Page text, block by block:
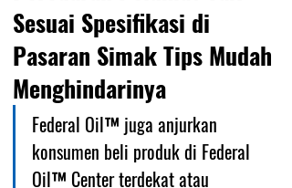
Sesuai Spesifikasi di
Pasaran Simak Tips Mudah
Menghindarinya
Federal Oil™ juga anjurkan
konsumen beli produk di Federal
Oil™ Center terdekat atau